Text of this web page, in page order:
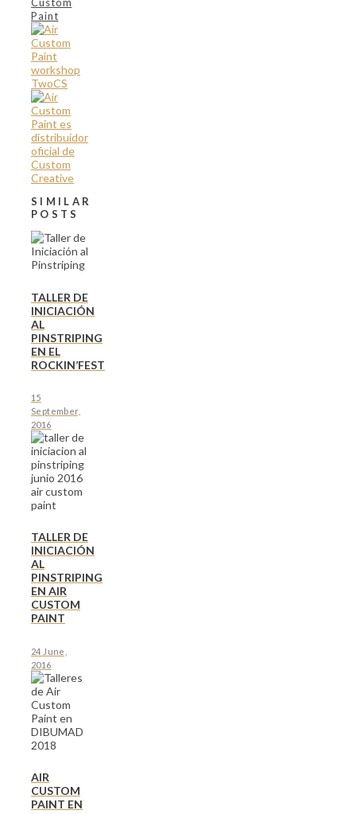
Custom
Paint
SIMILAR
POSTS
TALLER DE
INICIACIÓN
AL
PINSTRIPING
EN EL
ROCKIN’FEST
15
September,
2016
TALLER DE
INICIACIÓN
AL
PINSTRIPING
EN AIR
CUSTOM
PAINT
24 June,
2016
AIR
CUSTOM
PAINT EN